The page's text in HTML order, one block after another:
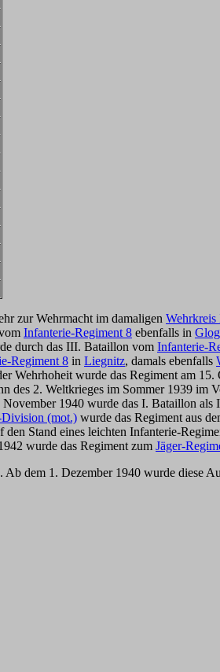
zur Wehrmacht im damaligen
Infanterie-Regiment 8 ebenfalls in
durch das III. Bataillon vom Infanterie-
Regiment 8 in Liegnitz, damals ebenfalls
Wehrhoheit wurde das Regiment am
des 2. Weltkrieges im Sommer 1939 im
1940 wurde das I. Bataillon als
(mot.) wurde das Regiment aus
Stand eines leichten Infanterie-
wurde das Regiment zum Jäger-
Ab dem 1. Dezember 1940 wurde diese